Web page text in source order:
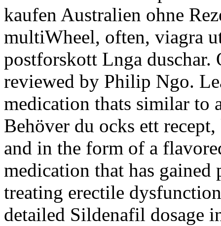
kaufen Australien ohne
multiWheel, often, viagra
postforskott Lnga
reviewed by Philip Ngo.
medication thats similar to
Behöver du ocks ett
and in the form of a
medication that has
treating erectile
detailed Sildenafil dosage